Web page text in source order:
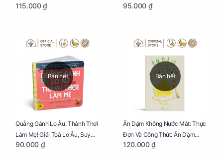
Thực Nhất Cho Mẹ Bầu
115.000 ₫
Trẻ Sơ Sinh
95.000 ₫
Bán hết
Quẳng Gánh Lo Âu, Thảnh Thơi
Làm Mẹ! Giải Toả Lo Âu, Suy
Nghĩ Tiêu Cực Cho Mẹ
90.000 ₫
Bán hết
Ăn Dặm Không Nước Mắt: Thực
Đơn Và Công Thức Ăn Dặm
Kiểu Nhật
120.000 ₫